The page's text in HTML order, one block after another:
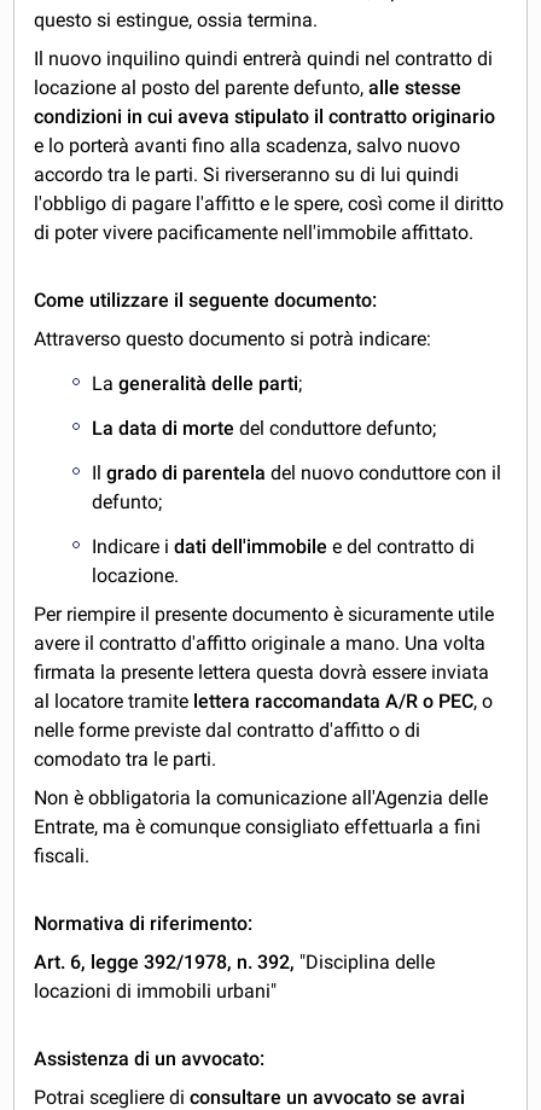
questo si estingue, ossia termina.
Il nuovo inquilino quindi entrerà quindi nel contratto di
locazione al posto del parente defunto,alle stesse
condizioni in cui aveva stipulato il contratto originario
e lo porterà avanti fino alla scadenza, salvo nuovo
accordo tra le parti. Si riverseranno su di lui quindi
l'obbligo di pagare l'affitto e le spere, così come il diritto
di poter vivere pacificamente nell'immobile affittato.
Come utilizzare il seguente documento:
Attraverso questo documento si potrà indicare:
Lageneralità delle parti;
La data di morte del conduttore defunto;
Ilgrado di parentela del nuovo conduttore con il
defunto;
Indicare idati dell'immobile e del contratto di
locazione.
Per riempire il presente documento è sicuramente utile
avere il contratto d'affitto originale a mano. Una volta
firmata la presente lettera questa dovrà essere inviata
al locatore tramite lettera raccomandata A/R o PEC, o
nelle forme previste dal contratto d'affitto o di
comodato tra le parti.
Non è obbligatoria la comunicazione all'Agenzia delle
Entrate, ma è comunque consigliato effettuarla a fini
fiscali.
Normativa di riferimento:
Art. 6, legge 392/1978, n. 392, "Disciplina delle
locazioni di immobili urbani"
Assistenza di un avvocato:
Potrai scegliere diconsultare un avvocato se avrai